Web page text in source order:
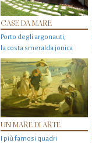
CASE DA MARE
Porto degli argonauti,
la costa smeralda jonica
UN MARE DI ARTE
I più famosi quadri